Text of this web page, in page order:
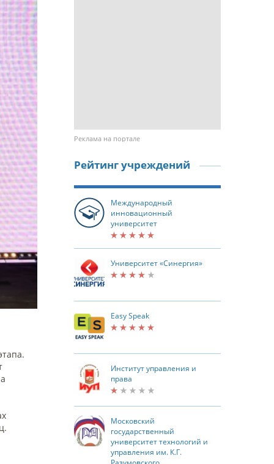
Реклама на портале
Рейтинг учреждений
Международный
инновационный
университет
Университет «Синергия»
Easy Speak
Институт управления и
права
Московский
государственный
университет технологий и
управления им. К.Г.